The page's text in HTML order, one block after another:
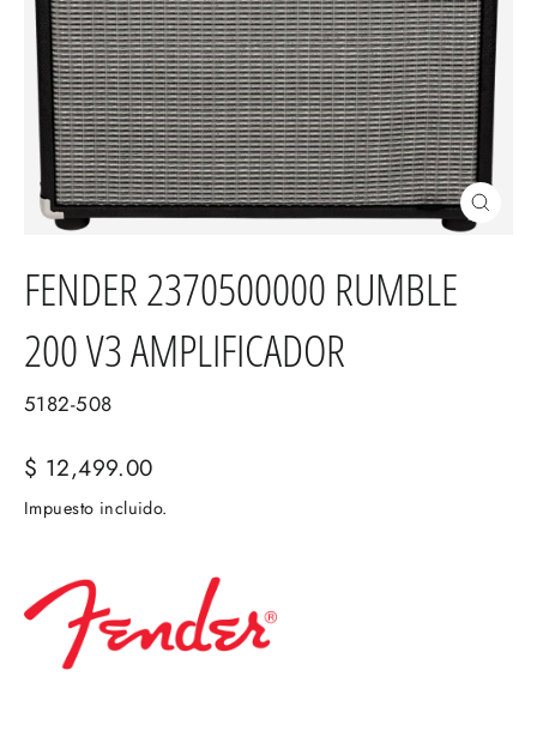
FENDER 2370500000 RUMBLE
200 V3 AMPLIFICADOR
5182-508
Precio
habitual
$ 12,499.00
Impuesto incluido.